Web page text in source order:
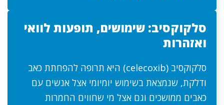
סלקוקסיב: שימושים, תופעות לוואי
ואזהרות
סלקוקסיב (celecoxib) היא תרופה להפחתת כאב
ודלקת, שנמצאת בשימוש יומיומי אצל אנשים עם
כאבים ממושכים וגם אצל מי שחווים החמרות